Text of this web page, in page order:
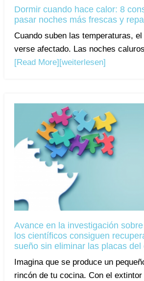
Dormir cuando hace calor: 8
pasar noches más frescas y
Cuando suben las temperaturas,
verse afectado. Las noches
[Read More] [weiterlesen]
Avance en la investigación
los científicos consiguen
sueño sin eliminar las placas del
Imagina que se produce un
rincón de tu cocina. Con el extintor